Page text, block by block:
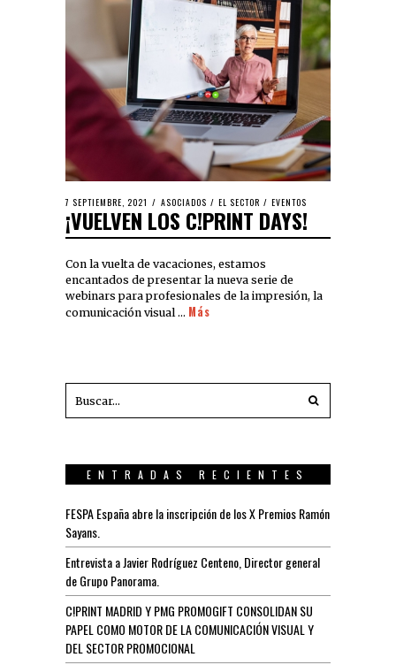
7 SEPTIEMBRE, 2021 ASOCIADOS / EL SECTOR / EVENTOS
¡VUELVEN LOS C!PRINT DAYS!
Con la vuelta de vacaciones, estamos
encantados de presentar la nueva serie de
webinars para profesionales de la impresión, la
comunicación visual … Más
ENTRADAS RECIENTES
FESPA España abre la inscripción de los X Premios Ramón
Sayans.
Entrevista a Javier Rodríguez Centeno, Director general
de Grupo Panorama.
C!PRINT MADRID Y PMG PROMOGIFT CONSOLIDAN SU
PAPEL COMO MOTOR DE LA COMUNICACIÓN VISUAL Y
DEL SECTOR PROMOCIONAL